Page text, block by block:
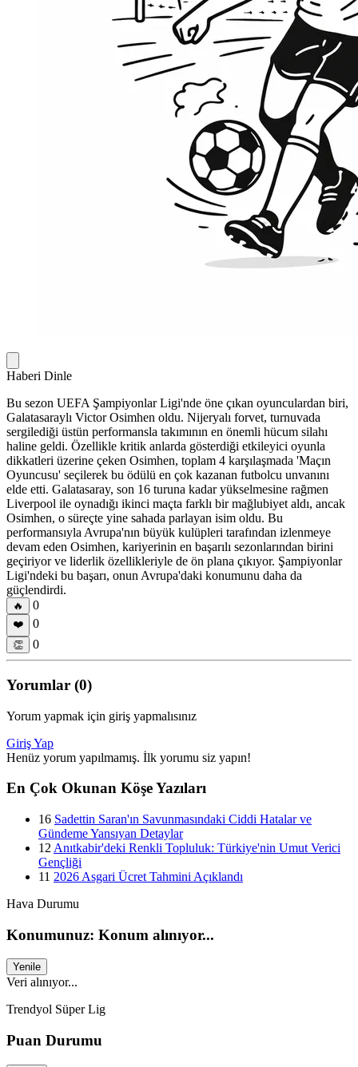
Haberi Dinle
Bu sezon UEFA Şampiyonlar Ligi'nde öne çıkan oyunculardan biri,
Galatasaraylı Victor Osimhen oldu. Nijeryalı forvet, turnuvada
sergilediği üstün performansla takımının en önemli hücum silahı
haline geldi. Özellikle kritik anlarda gösterdiği etkileyici oyunla
dikkatleri üzerine çeken Osimhen, toplam 4 karşılaşmada 'Maçın
Oyuncusu' seçilerek bu ödülü en çok kazanan futbolcu unvanını
elde etti. Galatasaray, son 16 turuna kadar yükselmesine rağmen
Liverpool ile oynadığı ikinci maçta farklı bir mağlubiyet aldı, ancak
Osimhen, o süreçte yine sahada parlayan isim oldu. Bu
performansıyla Avrupa'nın büyük kulüpleri tarafından izlenmeye
devam eden Osimhen, kariyerinin en başarılı sezonlarından birini
geçiriyor ve liderlik özellikleriyle de ön plana çıkıyor. Şampiyonlar
Ligi'ndeki bu başarı, onun Avrupa'daki konumunu daha da
güçlendirdi.
🔥 0
❤️ 0
👏 0
Yorumlar (0)
Yorum yapmak için giriş yapmalısınız
Giriş Yap
Henüz yorum yapılmamış. İlk yorumu siz yapın!
En Çok Okunan Köşe Yazıları
16 Sadettin Saran'ın Savunmasındaki Ciddi Hatalar ve
Gündeme Yansıyan Detaylar
12 Anıtkabir'deki Renkli Topluluk: Türkiye'nin Umut Verici
Gençliği
11 2026 Asgari Ücret Tahmini Açıklandı
Hava Durumu
Konumunuz: Konum alınıyor...
Yenile
Veri alınıyor...
Trendyol Süper Lig
Puan Durumu